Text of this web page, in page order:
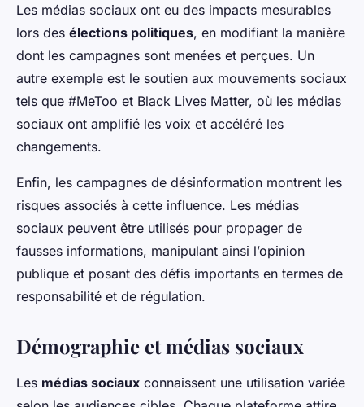
Les médias sociaux ont eu des impacts mesurables
lors des élections politiques, en modifiant la manière
dont les campagnes sont menées et perçues. Un
autre exemple est le soutien aux mouvements sociaux
tels que #MeToo et Black Lives Matter, où les médias
sociaux ont amplifié les voix et accéléré les
changements.
Enfin, les campagnes de désinformation montrent les
risques associés à cette influence. Les médias
sociaux peuvent être utilisés pour propager de
fausses informations, manipulant ainsi l’opinion
publique et posant des défis importants en termes de
responsabilité et de régulation.
Démographie et médias sociaux
Les médias sociaux connaissent une utilisation variée